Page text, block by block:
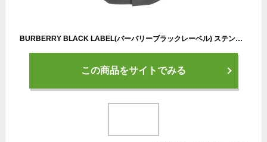
BURBERRY BLACK LABEL(バーバリーブラックレーベル) ステンカラーコート Lサイズ ブラック BMA29-106-09 メンズ 【100061546005】
この商品をサイトでみる